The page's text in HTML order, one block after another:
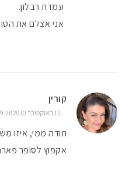
עמדת רבלון.
אני אצלם את
קורין
12 באוקטובר 2010 AT 9:28
תודה ממי, איזו
אקפוץ לסופר